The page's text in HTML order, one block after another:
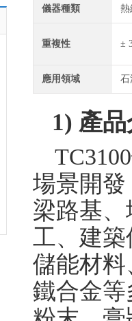
儀器種類 熱
重複性 ±
應用領域 石
1) 產
TC3100
場景開
梁路基
工、建
儲能材
鐵合金